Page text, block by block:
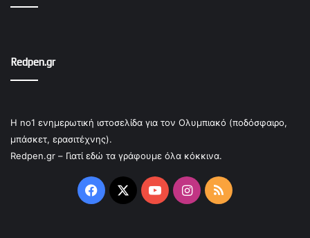
Redpen.gr
Η no1 ενημερωτική ιστοσελίδα για τον Ολυμπιακό (ποδόσφαιρο,
μπάσκετ, ερασιτέχνης).
Redpen.gr – Γιατί εδώ τα γράφουμε όλα κόκκινα.
Facebook
X YouTubeInstagram
RSS